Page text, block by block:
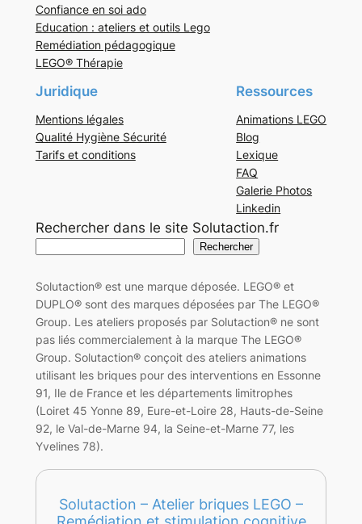
Confiance en soi ado
Education : ateliers et outils Lego
Remédiation pédagogique
LEGO® Thérapie
Juridique
Mentions légales
Qualité Hygiène Sécurité
Tarifs et conditions
Ressources
Animations LEGO
Blog
Lexique
FAQ
Galerie Photos
Linkedin
Rechercher dans le site Solutaction.fr
Rechercher
Solutaction® est une marque déposée. LEGO® et
DUPLO® sont des marques déposées par The LEGO®
Group. Les ateliers proposés par Solutaction® ne sont
pas liés commercialement à la marque The LEGO®
Group. Solutaction® conçoit des ateliers animations
utilisant les briques pour des interventions en Essonne
91, Ile de France et les départements limitrophes
(Loiret 45 Yonne 89, Eure-et-Loire 28, Hauts-de-Seine
92, le Val-de-Marne 94, la Seine-et-Marne 77, les
Yvelines 78).
Solutaction – Atelier briques LEGO –